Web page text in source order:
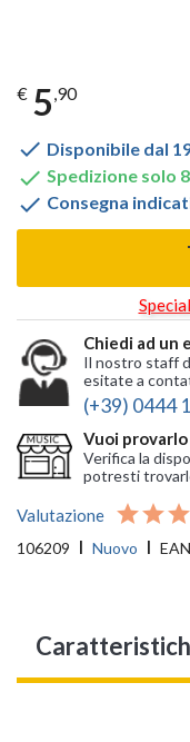
€ 5,90
 Disponibile dal
 Spedizione solo
 Consegna
Chiedi ad un
Il nostro staff
esitate a
(+39) 0444
Vuoi
Verifica la
potresti
Valutazione
106209 Nuovo